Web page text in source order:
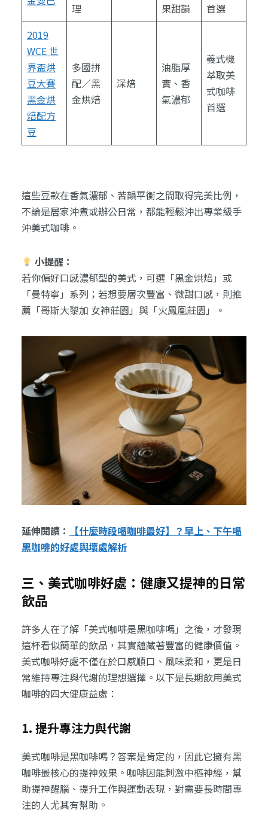
理 果甜韻
首選
2019
WCE 世
界盃烘
豆大賽
黑金烘
焙配方
豆
多國拼
配／黑
金烘焙
深焙
油脂厚
實、香
氣濃郁
義式機
萃取美
式咖啡
首選
這些豆款在香氣濃郁、苦韻平衡之間取得完美比例，
不論是居家沖煮或辦公日常，都能輕鬆沖出專業級手
沖美式咖啡。
小提醒：
若你偏好口感濃郁型的美式，可選「黑金烘焙」或
「曼特寧」系列；若想要層次豐富、微甜口感，則推
薦「哥斯大黎加 女神莊園」與「火鳳凰莊園」。
延伸閱讀：
【什麼時段喝咖啡最好】？早上、下午喝
黑咖啡的好處與壞處解析
三、美式咖啡好處：健康又提神的日常
飲品
許多人在了解「美式咖啡是黑咖啡嗎」之後，才發現
這杯看似簡單的飲品，其實蘊藏著豐富的健康價值。
美式咖啡好處不僅在於口感順口、風味柔和，更是日
常維持專注與代謝的理想選擇。以下是長期飲用美式
咖啡的四大健康益處：
1. 提升專注力與代謝
美式咖啡是黑咖啡嗎？答案是肯定的，因此它擁有黑
咖啡最核心的提神效果。咖啡因能刺激中樞神經，幫
助提神醒腦、提升工作與運動表現，對需要長時間專
注的人尤其有幫助。